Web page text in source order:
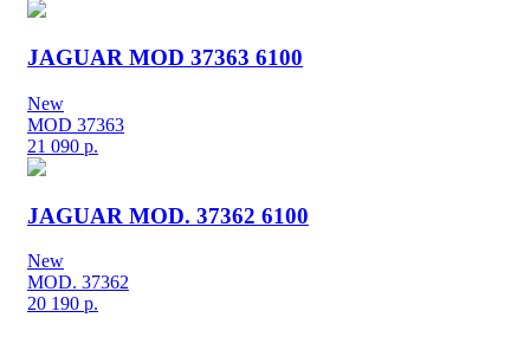
JAGUAR MOD 37363 6100
New
MOD 37363
21 090 р.
JAGUAR MOD. 37362 6100
New
MOD. 37362
20 190 р.